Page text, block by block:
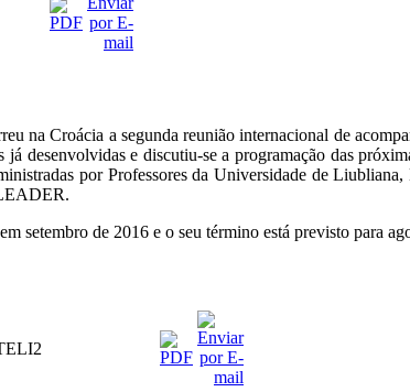
na Croácia a segunda reunião internacional de
já desenvolvidas e discutiu-se a programação das
por Professores da Universidade de
setembro de 2016 e o seu término está previsto para